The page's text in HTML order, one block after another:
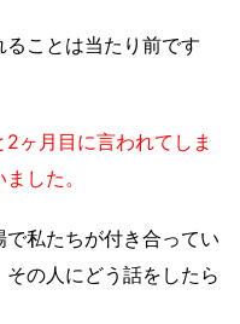
ことは当たり前です
ヶ月目に言われてしま
した。
私たちが付き合ってい
の人にどう話をしたら